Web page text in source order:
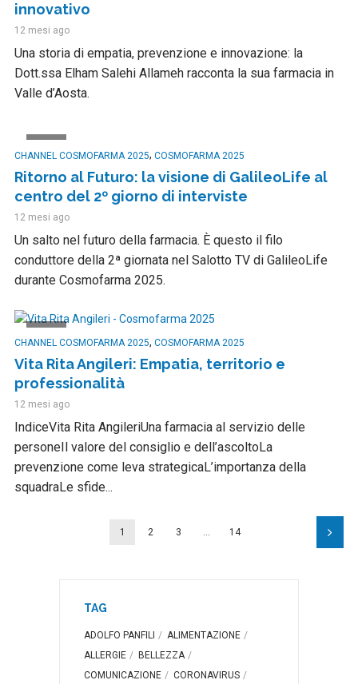
innovativo
12 mesi ago
Una storia di empatia, prevenzione e innovazione: la
Dott.ssa Elham Salehi Allameh racconta la sua farmacia in
Valle d’Aosta.
CHANNEL COSMOFARMA 2025, COSMOFARMA 2025
Ritorno al Futuro: la visione di GalileoLife al
centro del 2º giorno di interviste
12 mesi ago
Un salto nel futuro della farmacia. È questo il filo
conduttore della 2ª giornata nel Salotto TV di GalileoLife
durante Cosmofarma 2025.
CHANNEL COSMOFARMA 2025, COSMOFARMA 2025
Vita Rita Angileri: Empatia, territorio e
professionalità
12 mesi ago
IndiceVita Rita AngileriUna farmacia al servizio delle
personeIl valore del consiglio e dell’ascoltoLa
prevenzione come leva strategicaL’importanza della
squadraLe sfide...
1 2 3 … 14
TAG
ADOLFO PANFILI
ALIMENTAZIONE
ALLERGIE
BELLEZZA
COMUNICAZIONE
CORONAVIRUS